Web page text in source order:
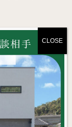
可01A05018
号